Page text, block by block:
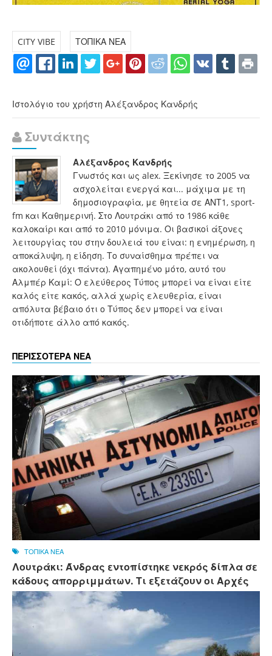
CITY VIBE ΤΟΠΙΚΑ ΝΕΑ
Ιστολόγιο του χρήστη Αλέξανδρος Κανδρής
Συντάκτης
Αλέξανδρος Κανδρής
Γνωστός και ως alex. Ξεκίνησε το 2005 να
ασχολείται ενεργά και... μάχιμα με τη
δημοσιογραφία, με θητεία σε ΑΝΤ1, sport-
fm και Καθημερινή. Στο Λουτράκι από το 1986 κάθε
καλοκαίρι και από το 2010 μόνιμα. Οι βασικοί άξονες
λειτουργίας του στην δουλειά του είναι: η ενημέρωση, η
αποκάλυψη, η είδηση. Το συναίσθημα πρέπει να
ακολουθεί (όχι πάντα). Αγαπημένο μότο, αυτό του
Αλμπέρ Καμί: Ο ελεύθερος Τύπος μπορεί να είναι είτε
καλός είτε κακός, αλλά χωρίς ελευθερία, είναι
απόλυτα βέβαιο ότι ο Τύπος δεν μπορεί να είναι
οτιδήποτε άλλο από κακός.
ΠΕΡΙΣΣΟΤΕΡΑ ΝΕΑ
ΤΟΠΙΚΑ ΝΕΑ
Λουτράκι: Άνδρας εντοπίστηκε νεκρός δίπλα σε
κάδους απορριμμάτων. Τι εξετάζουν οι Αρχές